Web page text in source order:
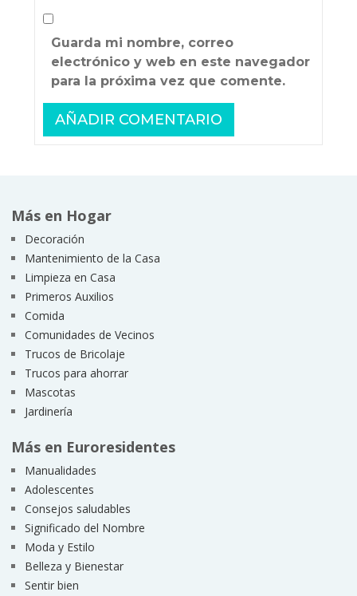
Guarda mi nombre, correo
electrónico y web en este navegador
para la próxima vez que comente.
Más en Hogar
Decoración
Mantenimiento de la Casa
Limpieza en Casa
Primeros Auxilios
Comida
Comunidades de Vecinos
Trucos de Bricolaje
Trucos para ahorrar
Mascotas
Jardinería
Más en Euroresidentes
Manualidades
Adolescentes
Consejos saludables
Significado del Nombre
Moda y Estilo
Belleza y Bienestar
Sentir bien